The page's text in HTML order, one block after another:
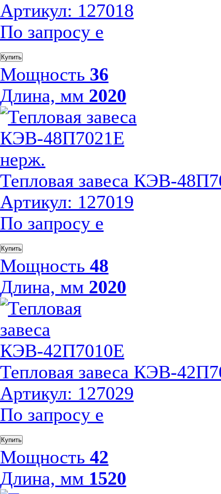
Артикул: 127018
По запросу е
Купить
Мощность 36
Длина, мм 2020
Тепловая завеса КЭВ-
Артикул: 127019
По запросу е
Купить
Мощность 48
Длина, мм 2020
Тепловая завеса КЭВ-
Артикул: 127029
По запросу е
Купить
Мощность 42
Длина, мм 1520